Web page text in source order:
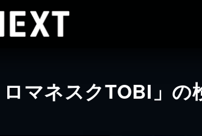
ロマネスクTOBI」の